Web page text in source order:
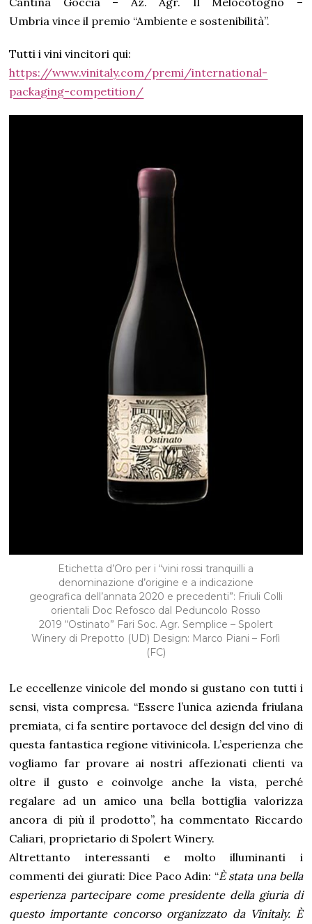
Umbria vince il premio “Ambiente e sostenibilità”.
Tutti i vini vincitori qui:
https://www.vinitaly.com/premi/international-
packaging-competition/
Etichetta d’Oro per i “vini rossi tranquilli a
denominazione d’origine e a indicazione
geografica dell’annata 2020 e precedenti”: Friuli Colli
orientali Doc Refosco dal Peduncolo Rosso
2019 “Ostinato” Fari Soc. Agr. Semplice – Spolert
Winery di Prepotto (UD) Design: Marco Piani – Forlì
(FC)
Le eccellenze vinicole del mondo si gustano con tutti i
sensi, vista compresa. “Essere l’unica azienda friulana
premiata, ci fa sentire portavoce del design del vino di
questa fantastica regione vitivinicola. L’esperienza che
vogliamo far provare ai nostri affezionati clienti va
oltre il gusto e coinvolge anche la vista, perché
regalare ad un amico una bella bottiglia valorizza
ancora di più il prodotto”, ha commentato Riccardo
Caliari, proprietario di Spolert Winery.
Altrettanto interessanti e molto illuminanti i
commenti dei giurati: Dice Paco Adin: “È stata una bella
esperienza partecipare come presidente della giuria di
questo importante concorso organizzato da Vinitaly. È